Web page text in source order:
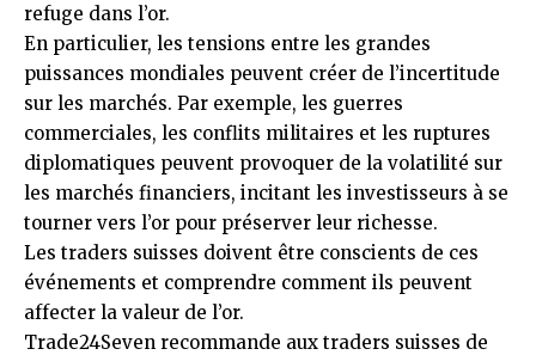
refuge dans l’or.
En particulier, les tensions entre les grandes
puissances mondiales peuvent créer de l’incertitude
sur les marchés. Par exemple, les guerres
commerciales, les conflits militaires et les ruptures
diplomatiques peuvent provoquer de la volatilité sur
les marchés financiers, incitant les investisseurs à se
tourner vers l’or pour préserver leur richesse.
Les traders suisses doivent être conscients de ces
événements et comprendre comment ils peuvent
affecter la valeur de l’or.
Trade24Seven recommande aux traders suisses de